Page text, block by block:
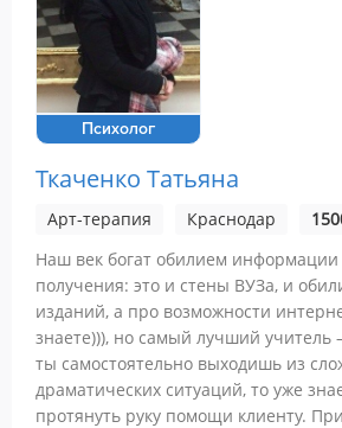
Психолог
Ткаченко Татьяна
Арт-терапия Краснодар
Наш век богат обилием
получения: это и стены ВУЗа, и
изданий, а про возможности
знаете))), но самый лучший учитель
ты самостоятельно выходишь из
драматических ситуаций, то уже
протянуть руку помощи клиенту.